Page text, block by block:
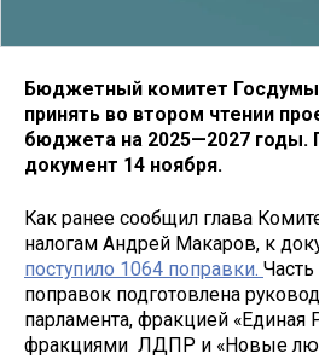
Бюджетный комитет
принять во втором чтении
бюджета на 2025—2027 годы.
документ 14 ноября.
Как ранее сообщил глава
налогам Андрей Макаров, к
поступило 1064 поправки. Часть
поправок подготовлена
парламента, фракцией «Единая
фракциями ЛДПР и «Новые